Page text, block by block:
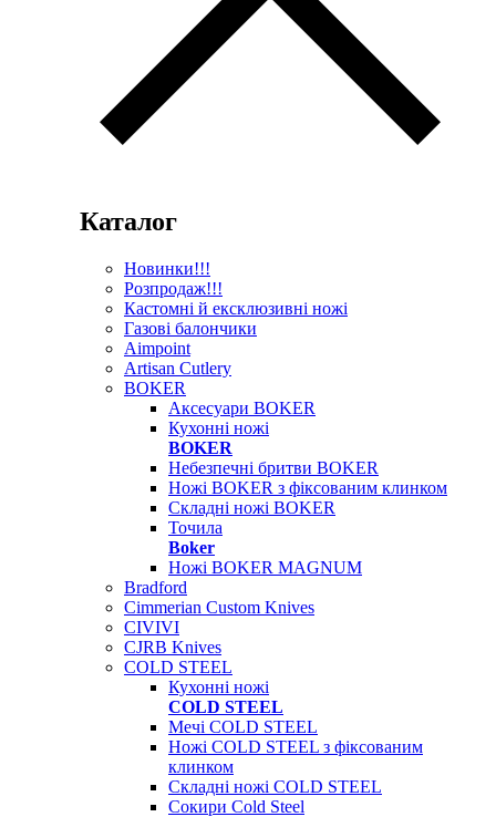
Каталог
Новинки!!!
Розпродаж!!!
Кастомні й ексклюзивні ножі
Газові балончики
Aimpoint
Artisan Cutlery
BOKER
Аксесуари BOKER
Кухонні ножі
BOKER
Небезпечні бритви BOKER
Ножі BOKER з фіксованим клинком
Складні ножі BOKER
Точила
Boker
Ножі BOKER MAGNUM
Bradford
Cimmerian Custom Knives
CIVIVI
CJRB Knives
COLD STEEL
Кухонні ножі
COLD STEEL
Мечі COLD STEEL
Ножі COLD STEEL з фіксованим
клинком
Складні ножі COLD STEEL
Сокири Cold Steel